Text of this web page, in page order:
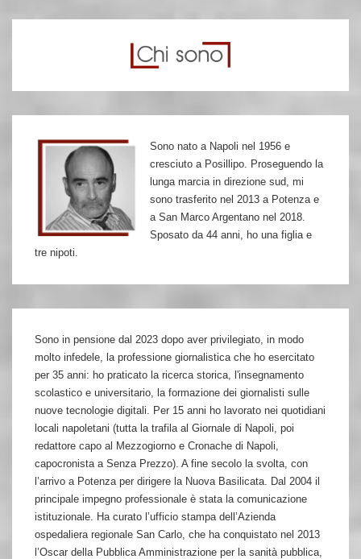
Sono nato a Napoli nel 1956 e
cresciuto a Posillipo. Proseguendo la
lunga marcia in direzione sud, mi
sono trasferito nel 2013 a Potenza e
a San Marco Argentano nel 2018.
Sposato da 44 anni, ho una figlia e
tre nipoti.
Sono in pensione dal 2023 dopo aver privilegiato, in modo
molto infedele, la professione giornalistica che ho esercitato
per 35 anni: ho praticato la ricerca storica, l'insegnamento
scolastico e universitario, la formazione dei giornalisti sulle
nuove tecnologie digitali. Per 15 anni ho lavorato nei quotidiani
locali napoletani (tutta la trafila al Giornale di Napoli, poi
redattore capo al Mezzogiorno e Cronache di Napoli,
capocronista a Senza Prezzo). A fine secolo la svolta, con
l’arrivo a Potenza per dirigere la Nuova Basilicata. Dal 2004 il
principale impegno professionale è stata la comunicazione
istituzionale. Ha curato l’ufficio stampa dell’Azienda
ospedaliera regionale San Carlo, che ha conquistato nel 2013
l’Oscar della Pubblica Amministrazione per la sanità pubblica,